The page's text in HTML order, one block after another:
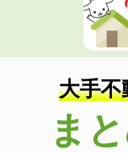
大手不
ま